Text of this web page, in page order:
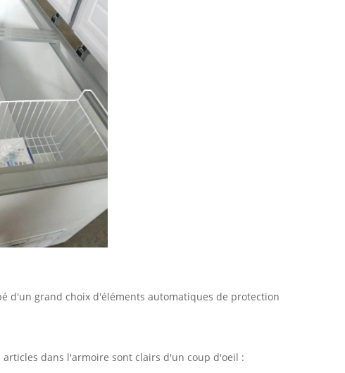
d'un grand choix d'éléments automatiques de protection
dans l'armoire sont clairs d'un coup d'oeil :